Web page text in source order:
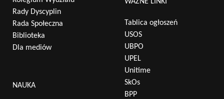
Rady Dyscyplin
Rada Społeczna
Biblioteka
Dla mediów
NAUKA
Tablica ogłoszeń
USOS
UBPO
UPEL
Unitime
SkOs
BPP